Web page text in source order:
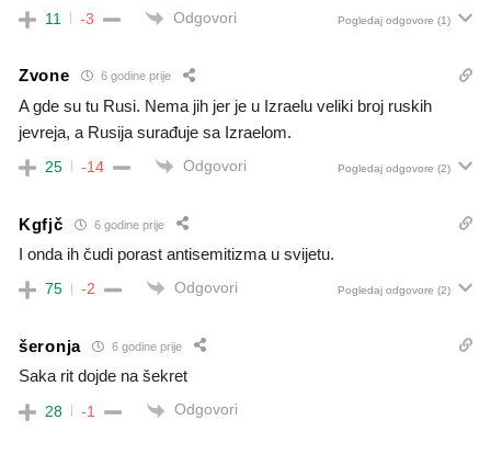
11 -3 Odgovori Pogledaj odgovore (1)
Zvone 6 godine prije
A gde su tu Rusi. Nema jih jer je u Izraelu veliki broj ruskih
jevreja, a Rusija surađuje sa Izraelom.
25 -14 Odgovori Pogledaj odgovore (2)
Kgfjč 6 godine prije
I onda ih čudi porast antisemitizma u svijetu.
75 -2 Odgovori Pogledaj odgovore (2)
šeronja 6 godine prije
Saka rit dojde na šekret
28 -1 Odgovori